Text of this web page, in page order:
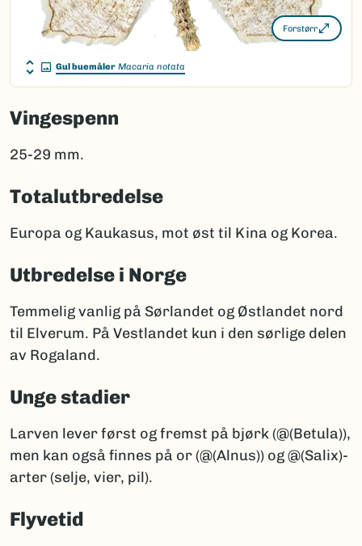
Forstørr
Gul buemåler Macaria notata
Vingespenn
25-29 mm.
Totalutbredelse
Europa og Kaukasus, mot øst til Kina og Korea.
Utbredelse i Norge
Temmelig vanlig på Sørlandet og Østlandet nord
til Elverum. På Vestlandet kun i den sørlige delen
av Rogaland.
Unge stadier
Larven lever først og fremst på bjørk (@(Betula)),
men kan også finnes på or (@(Alnus)) og @(Salix)-
arter (selje, vier, pil).
Flyvetid